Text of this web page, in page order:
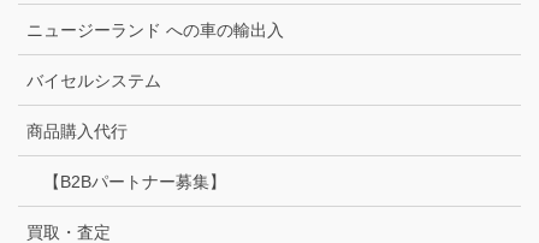
ニュージーランド への車の輸出入
バイセルシステム
商品購入代行
【B2Bパートナー募集】
買取・査定